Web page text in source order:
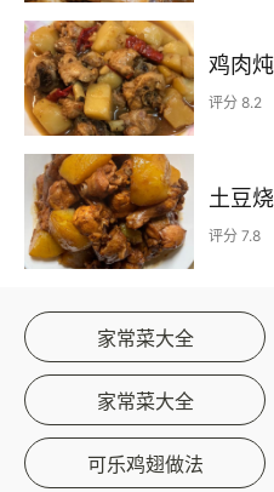
鸡肉
评分 8.2
土豆
评分 7.8
家常菜大全
家常菜大全
可乐鸡翅做法